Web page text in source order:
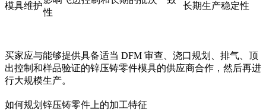
模具维护
性
长期生产稳定性
买家应与能够提供具备适当 DFM 审查、浇口规划、排气、顶
出控制和样品验证的锌压铸零件模具的供应商合作，然后再进
行大规模生产。
如何规划锌压铸零件上的加工特征